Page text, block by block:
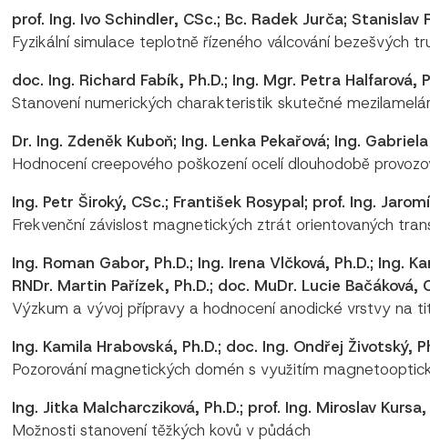
prof. Ing. Ivo Schindler, CSc.; Bc. Radek Jurča; Stanislav
Fyzikální simulace teplotně řízeného válcování bezešvých
doc. Ing. Richard Fabík, Ph.D.; Ing. Mgr. Petra Halfarová,
Stanovení numerických charakteristik skutečné
Dr. Ing. Zdeněk Kuboň; Ing. Lenka Pekařová; Ing.
Hodnocení creepového poškození ocelí dlouhodobě
Ing. Petr Široký, CSc.; František Rosypal; prof. Ing.
Frekvenční závislost magnetických ztrát orientovaných
Ing. Roman Gabor, Ph.D.; Ing. Irena Vlčková, Ph.D.; Ing.
RNDr. Martin Pařízek, Ph.D.; doc. MuDr. Lucie Bačáková,
Výzkum a vývoj přípravy a hodnocení anodické vrstvy na
Ing. Kamila Hrabovská, Ph.D.; doc. Ing. Ondřej Životský,
Pozorování magnetických domén s využitím
Ing. Jitka Malcharcziková, Ph.D.; prof. Ing. Miroslav Kursa,
Možnosti stanovení těžkých kovů v půdách